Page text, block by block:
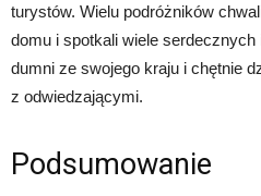
turystów. Wielu podróżników
domu i spotkali wiele
dumni ze swojego kraju i chętnie
z odwiedzającymi.
Podsumowanie